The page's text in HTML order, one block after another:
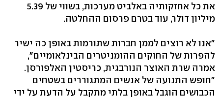
את כל אחזקותיה באלביט מערכות, בשווי של 5.39
מיליון דולר, עוד בטרם פרסום ההחלטה.
"אנו לא רוצים לממן חברות שתורמות באופן כה ישיר
להפרות של החוקים ההומניטרים הבינלאומיים",
אמרה שרת האוצר הנורבגית, כריסטין האלפורסן.
"חופש התנועה של אנשים המתגוררים בשטחים
הכבושים הוגבל באופן בלתי מתקבל על הדעת על ידי